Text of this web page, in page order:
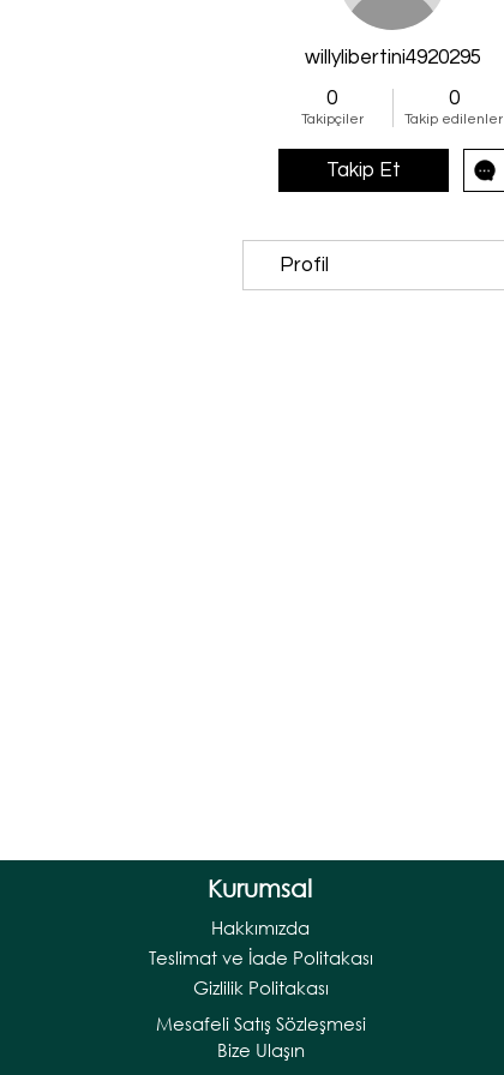
willylibertini4920295
0
Takipçiler
0
Takip edilenler
Takip Et
Profil
Kurumsal
Hakkımızda
Teslimat ve İade Politakası
Gizlilik Politakası
Mesafeli Satış Sözleşmesi
Bize Ulaşın